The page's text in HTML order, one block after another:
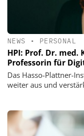
NEWS • PERSONAL
HPI: Prof. Dr.
Professorin für
Das Hasso-Plattner-
weiter aus und